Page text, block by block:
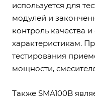
используется для
модулей и
контроль качества
характеристикам.
тестирования
мощности,
Также SMA100B